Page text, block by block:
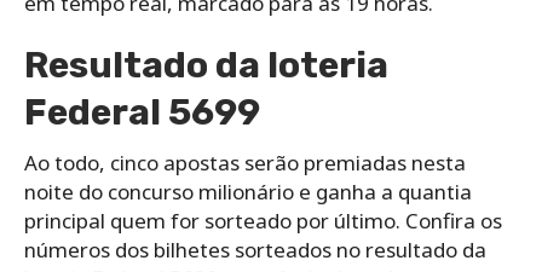
Resultado da loteria
Federal 5699
Ao todo, cinco apostas serão premiadas nesta
noite do concurso milionário e ganha a quantia
principal quem for sorteado por último. Confira os
números dos bilhetes sorteados no resultado da